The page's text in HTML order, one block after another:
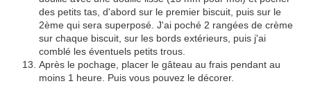
des petits tas, d'abord sur le premier biscuit, puis sur le
2ème qui sera superposé. J'ai poché 2 rangées de crème
sur chaque biscuit, sur les bords extérieurs, puis j'ai
comblé les éventuels petits trous.
Après le pochage, placer le gâteau au frais pendant au
moins 1 heure. Puis vous pouvez le décorer.